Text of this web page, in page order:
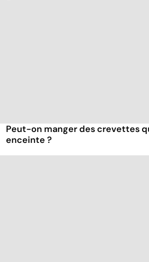
Peut-on manger des crevettes
enceinte ?